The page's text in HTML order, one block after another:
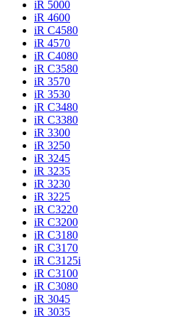
iR 5000
iR 4600
iR C4580
iR 4570
iR C4080
iR C3580
iR 3570
iR 3530
iR C3480
iR C3380
iR 3300
iR 3250
iR 3245
iR 3235
iR 3230
iR 3225
iR C3220
iR C3200
iR C3180
iR C3170
iR C3125i
iR C3100
iR C3080
iR 3045
iR 3035